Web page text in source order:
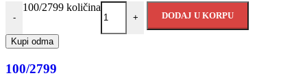
-
100/2799 količina
+ DODAJ U KORPU
Kupi odma
100/2799